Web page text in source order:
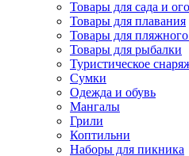
Товары для сада и
Товары для плавания
Товары для
Товары для рыбалки
Туристическое
Сумки
Одежда и обувь
Мангалы
Грили
Коптильни
Наборы для пикника